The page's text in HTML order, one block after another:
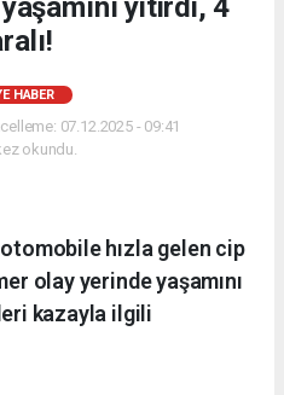
yitirdi, 4
HABER
07.12.2025 - 09:41
okundu.
hızla gelen cip
olay yerinde yaşamını
kazayla ilgili